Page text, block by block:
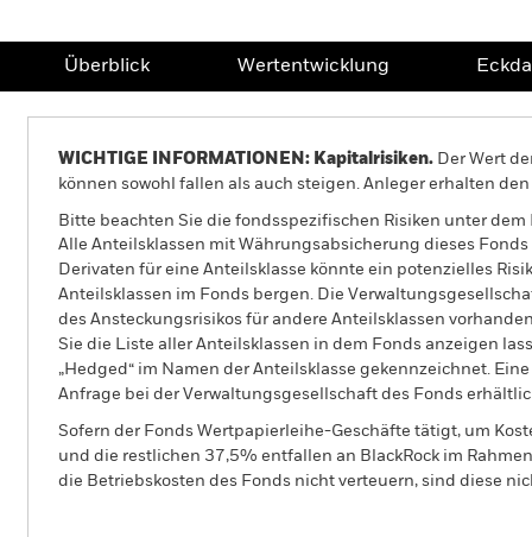
Überblick Wertentwicklung
WICHTIGE INFORMATIONEN: Kapitalrisiken. Der Wert
können sowohl fallen als auch steigen. Anleger erhalten
Bitte beachten Sie die fondsspezifischen Risiken unter dem
Alle Anteilsklassen mit Währungsabsicherung dieses
Derivaten für eine Anteilsklasse könnte ein potenzielles
Anteilsklassen im Fonds bergen. Die
des Ansteckungsrisikos für andere Anteilsklassen
Sie die Liste aller Anteilsklassen in dem Fonds anzeigen
„Hedged“ im Namen der Anteilsklasse gekennzeichnet.
Anfrage bei der Verwaltungsgesellschaft des Fonds
Sofern der Fonds Wertpapierleihe-Geschäfte tätigt, um
und die restlichen 37,5% entfallen an BlackRock im
die Betriebskosten des Fonds nicht verteuern, sind diese